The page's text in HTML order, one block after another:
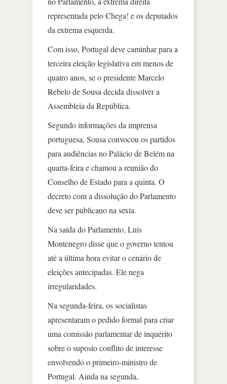
representada pelo Chega! e os deputados
da extrema esquerda.
Com isso, Portugal deve caminhar para a
terceira eleição legislativa em menos de
quatro anos, se o presidente Marcelo
Rebelo de Sousa decida dissolver a
Assembleia da República.
Segundo informações da imprensa
portuguesa, Sousa convocou os partidos
para audiências no Palácio de Belém na
quarta-feira e chamou a reunião do
Conselho de Estado para a quinta. O
decreto com a dissolução do Parlamento
deve ser publicano na sexta.
Na saída do Parlamento, Luis
Montenegro disse que o governo tentou
até a última hora evitar o cenário de
eleições antecipadas. Ele nega
irregularidades.
Na segunda-feira, os socialistas
apresentaram o pedido formal para criar
uma comissão parlamentar de inquérito
sobre o suposto conflito de interesse
envolvendo o primeiro-ministro de
Portugal. Ainda na segunda,